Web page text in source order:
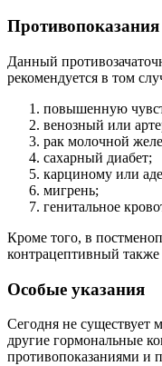
Противопоказания
Данный
рекомендуется в том
повышенную
венозный или
рак молочной
сахарный диабет;
карциному или
мигрень;
генитальное
Кроме того, в
контрацептивный также
Особые указания
Сегодня не существует
другие гормональные
противопоказаниями и